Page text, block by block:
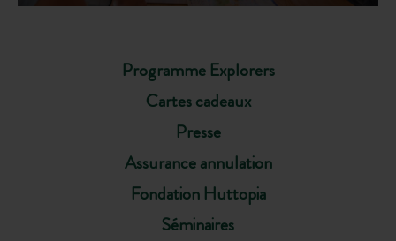
Programme Explorers
Cartes cadeaux
Presse
Assurance annulation
Fondation Huttopia
Séminaires